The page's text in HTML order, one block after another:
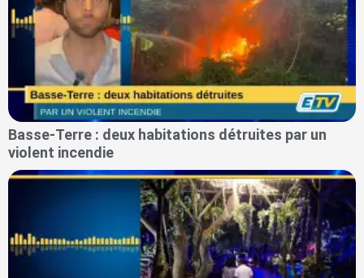
Basse-Terre : deux habitations détruites par un
violent incendie